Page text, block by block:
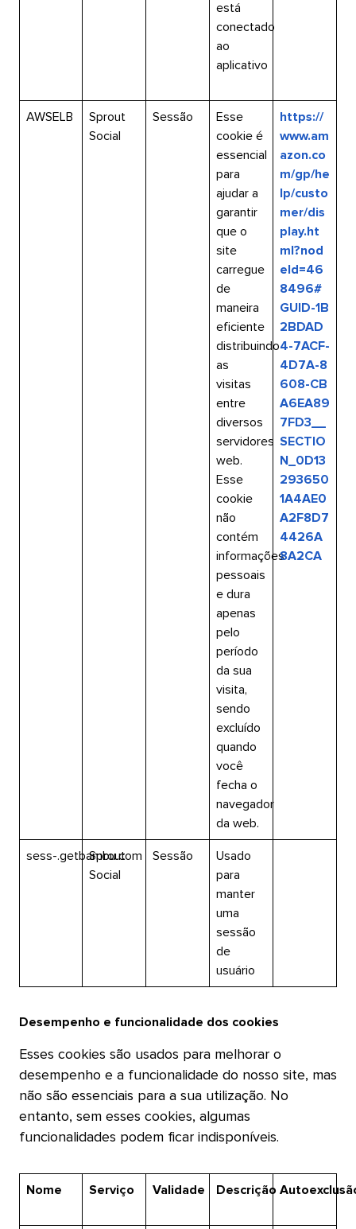
está
conectado
ao
aplicativo​​
AWSELB​​
Sprout
Social​​
Sessão​​
Esse
cookie é
essencial
para
ajudar a
garantir
que o
site
carregue
de
maneira
eficiente
distribuindo
as
visitas
entre
diversos
servidores
web.
Esse
cookie
não
contém
informações
pessoais
e dura
apenas
pelo
período
da sua
visita,
sendo
excluído
quando
você
fecha o
navegador
da web.​​
https://
www.am
azon.co
m/gp/he
lp/custo
mer/dis
play.ht
ml?nod
eId=46
8496#
GUID-1B
2BDAD
4-7ACF-
4D7A-8
608-CB
A6EA89
7FD3__
SECTIO
N_0D13
293650
1A4AE0
A2F8D7
4426A
8A2CA​​
sess-.getbambu.com​​
Sprout
Social​​
Sessão​​
Usado
para
manter
uma
sessão
de
usuário​​
Desempenho e funcionalidade dos cookies​​
Esses cookies são usados para melhorar o
desempenho e a funcionalidade do nosso site, mas
não são essenciais para a sua utilização. No
entanto, sem esses cookies, algumas
funcionalidades podem ficar indisponíveis.​​
Nome​​ Serviço​​ Validade​​ Descrição​​